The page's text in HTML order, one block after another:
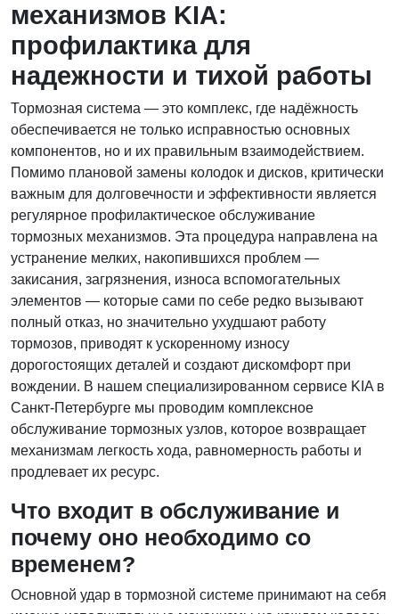
механизмов KIA:
профилактика для
надежности и тихой работы
Тормозная система — это комплекс, где надёжность
обеспечивается не только исправностью основных
компонентов, но и их правильным взаимодействием.
Помимо плановой замены колодок и дисков, критически
важным для долговечности и эффективности является
регулярное профилактическое обслуживание
тормозных механизмов. Эта процедура направлена на
устранение мелких, накопившихся проблем —
закисания, загрязнения, износа вспомогательных
элементов — которые сами по себе редко вызывают
полный отказ, но значительно ухудшают работу
тормозов, приводят к ускоренному износу
дорогостоящих деталей и создают дискомфорт при
вождении. В нашем специализированном сервисе KIA в
Санкт-Петербурге мы проводим комплексное
обслуживание тормозных узлов, которое возвращает
механизмам легкость хода, равномерность работы и
продлевает их ресурс.
Что входит в обслуживание и
почему оно необходимо со
временем?
Основной удар в тормозной системе принимают на себя